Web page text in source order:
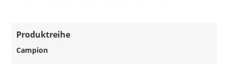
Produktreihe
Campion